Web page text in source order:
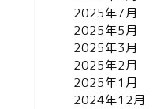
2025年7月
2025年5月
2025年3月
2025年2月
2025年1月
2024年12月